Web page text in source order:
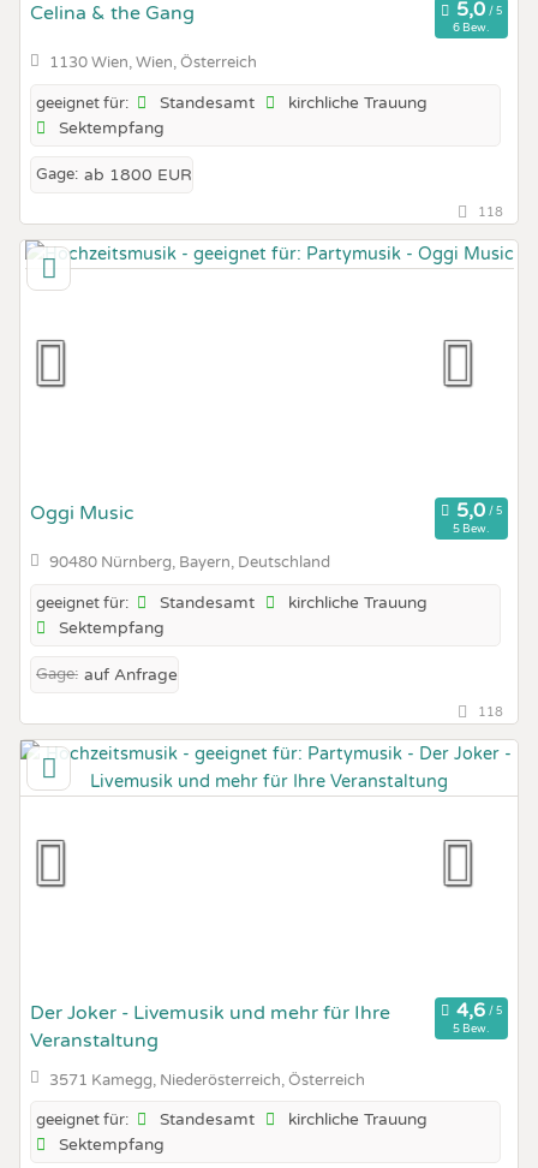
Celina & the Gang
6 Bew.
1130 Wien, Wien, Österreich
geeignet für: Standesamt
kirchliche Trauung
Sektempfang
Gage: ab 1800 EUR
118
Oggi Music
5 Bew.
90480 Nürnberg, Bayern, Deutschland
geeignet für: Standesamt
kirchliche Trauung
Sektempfang
Gage: auf Anfrage
118
Der Joker - Livemusik und mehr für Ihre
Veranstaltung
5 Bew.
3571 Kamegg, Niederösterreich, Österreich
geeignet für: Standesamt
kirchliche Trauung
Sektempfang